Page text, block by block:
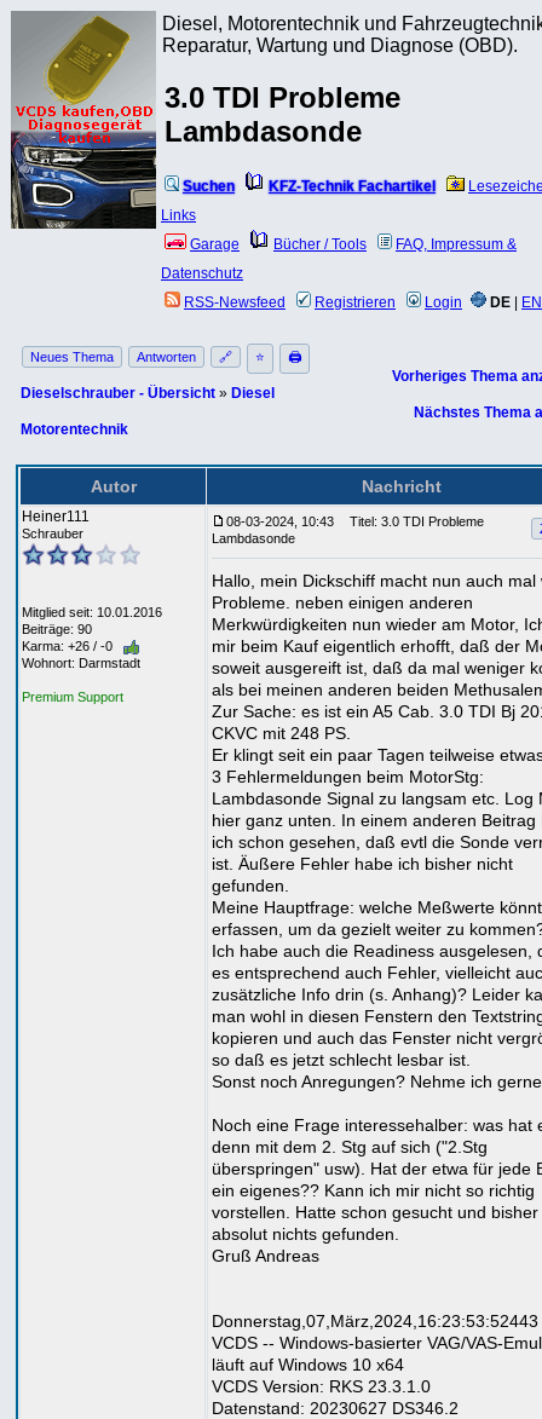
Diesel, Motorentechnik und
Reparatur, Wartung und Diagnose (OBD).
3.0 TDI Probleme
Lambdasonde
Suchen KFZ-Technik Fachartikel
Links
Garage
Bücher / Tools
FAQ, Impressum &
Datenschutz
RSS-Newsfeed
Registrieren Login DE EN
Neues Thema Antworten 🔗 ⭐ 🖨
Dieselschrauber - Übersicht » Diesel
Motorentechnik
Vorheriges Thema
Nächstes Thema
Autor Nachricht
Heiner111
Schrauber
Mitglied seit: 10.01.2016
Beiträge: 90
Karma: +26 / -0
Wohnort: Darmstadt
Premium Support
08-03-2024, 10:43
Titel: 3.0 TDI Probleme
Lambdasonde
Hallo, mein Dickschiff macht nun auch mal
Probleme. neben einigen anderen
Merkwürdigkeiten nun wieder am Motor,
mir beim Kauf eigentlich erhofft, daß der
soweit ausgereift ist, daß da mal weniger
als bei meinen anderen beiden
Zur Sache: es ist ein A5 Cab. 3.0 TDI Bj
CKVC mit 248 PS.
Er klingt seit ein paar Tagen teilweise
3 Fehlermeldungen beim MotorStg:
Lambdasonde Signal zu langsam etc. Log
hier ganz unten. In einem anderen Beitrag
ich schon gesehen, daß evtl die Sonde
ist. Äußere Fehler habe ich bisher nicht
gefunden.
Meine Hauptfrage: welche Meßwerte
erfassen, um da gezielt weiter zu
Ich habe auch die Readiness ausgelesen,
es entsprechend auch Fehler, vielleicht
zusätzliche Info drin (s. Anhang)? Leider
man wohl in diesen Fenstern den
kopieren und auch das Fenster nicht
so daß es jetzt schlecht lesbar ist.
Sonst noch Anregungen? Nehme ich
Noch eine Frage interessehalber: was hat
denn mit dem 2. Stg auf sich ("2.Stg
überspringen" usw). Hat der etwa für jede
ein eigenes?? Kann ich mir nicht so richtig
vorstellen. Hatte schon gesucht und bisher
absolut nichts gefunden.
Gruß Andreas
Donnerstag,07,März,2024,16:23:53:52443
VCDS -- Windows-basierter VAG/VAS-
läuft auf Windows 10 x64
VCDS Version: RKS 23.3.1.0
Datenstand: 20230627 DS346.2